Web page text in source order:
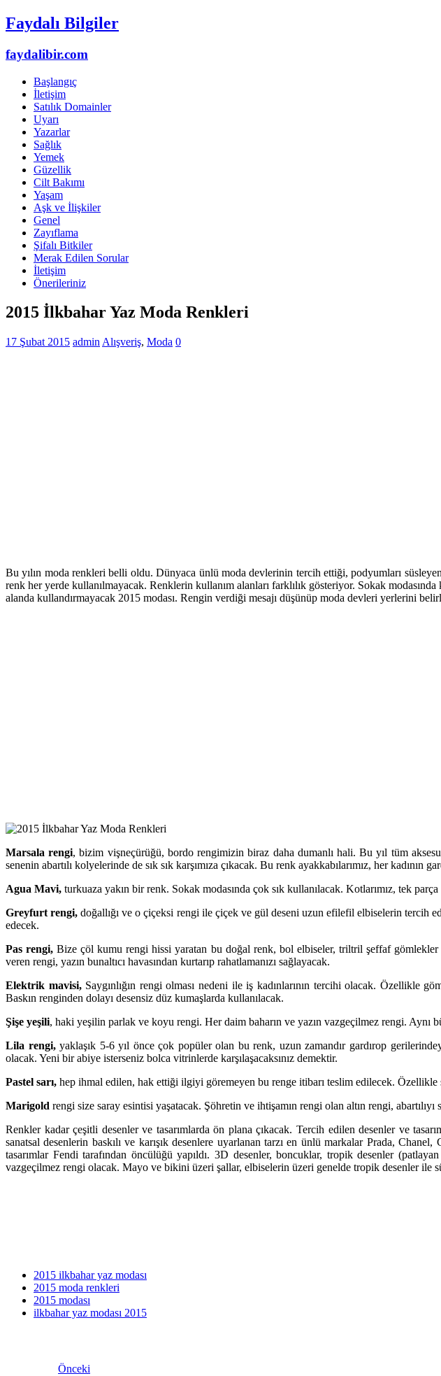
Faydalı Bilgiler
faydalibir.com
Başlangıç
İletişim
Satılık Domainler
Uyarı
Yazarlar
Sağlık
Yemek
Güzellik
Cilt Bakımı
Yaşam
Aşk ve İlişkiler
Genel
Zayıflama
Şifalı Bitkiler
Merak Edilen Sorular
İletişim
Önerileriniz
2015 İlkbahar Yaz Moda Renkleri
17 Şubat 2015 admin Alışveriş, Moda 0
Bu yılın moda renkleri belli oldu. Dünyaca ünlü moda devlerinin tercih ettiği, podyumları
renk her yerde kullanılmayacak. Renklerin kullanım alanları farklılık gösteriyor. Sokak
alanda kullandırmayacak 2015 modası. Rengin verdiği mesajı düşünüp moda devleri yerlerini
Marsala rengi, bizim vişneçürüğü, bordo rengimizin biraz daha dumanlı hali. Bu yıl tüm
senenin abartılı kolyelerinde de sık sık karşımıza çıkacak. Bu renk ayakkabılarımız, her kadının
Agua Mavi, turkuaza yakın bir renk. Sokak modasında çok sık kullanılacak. Kotlarımız, tek
Greyfurt rengi, doğallığı ve o çiçeksi rengi ile çiçek ve gül deseni uzun efilefil elbiselerin tercih
edecek.
Pas rengi, Bize çöl kumu rengi hissi yaratan bu doğal renk, bol elbiseler, triltril şeffaf
veren rengi, yazın bunaltıcı havasından kurtarıp rahatlamanızı sağlayacak.
Elektrik mavisi,Saygınlığın rengi olması nedeni ile iş kadınlarının tercihi olacak. Özellikle
Baskın renginden dolayı desensiz düz kumaşlarda kullanılacak.
Şişe yeşili, haki yeşilin parlak ve koyu rengi. Her daim baharın ve yazın vazgeçilmez rengi. Aynı
Lila rengi,yaklaşık 5-6 yıl önce çok popüler olan bu renk, uzun zamandır gardırop
olacak. Yeni bir abiye isterseniz bolca vitrinlerde karşılaşacaksınız demektir.
Pastel sarı, hep ihmal edilen, hak ettiği ilgiyi göremeyen bu renge itibarı teslim edilecek. Özellikle
Marigold rengi size saray esintisi yaşatacak. Şöhretin ve ihtişamın rengi olan altın rengi,
Renkler kadar çeşitli desenler ve tasarımlarda ön plana çıkacak. Tercih edilen desenler ve
sanatsal desenlerin baskılı ve karışık desenlere uyarlanan tarzı en ünlü markalar Prada,
tasarımlar Fendi tarafından öncülüğü yapıldı. 3D desenler, boncuklar, tropik desenler
vazgeçilmez rengi olacak. Mayo ve bikini üzeri şallar, elbiselerin üzeri genelde tropik desenler ile
2015 ilkbahar yaz modası
2015 moda renkleri
2015 modası
ilkbahar yaz modası 2015
Önceki